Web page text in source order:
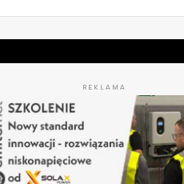
REKLAMA